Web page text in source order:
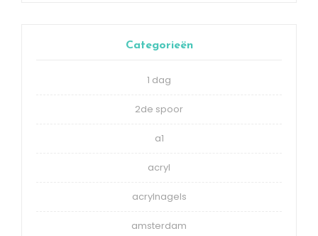
Categorieën
1 dag
2de spoor
a1
acryl
acrylnagels
amsterdam